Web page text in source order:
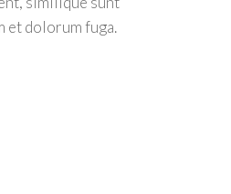
et dolorum fuga.